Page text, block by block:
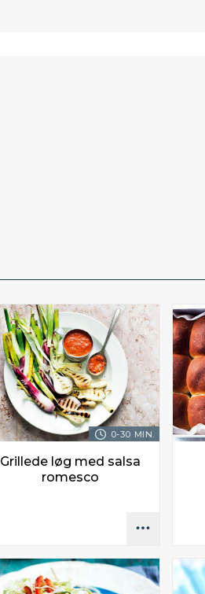
0-30 MIN.
Grillede løg med salsa
romesco